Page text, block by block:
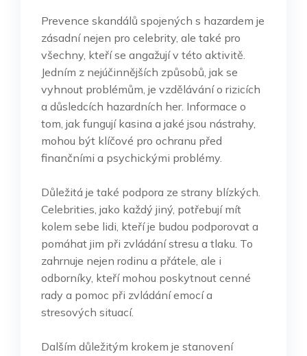
Prevence skandálů spojených s hazardem je
zásadní nejen pro celebrity, ale také pro
všechny, kteří se angažují v této aktivitě.
Jedním z nejúčinnějších způsobů, jak se
vyhnout problémům, je vzdělávání o rizicích
a důsledcích hazardních her. Informace o
tom, jak fungují kasina a jaké jsou nástrahy,
mohou být klíčové pro ochranu před
finančními a psychickými problémy.
Důležitá je také podpora ze strany blízkých.
Celebrities, jako každý jiný, potřebují mít
kolem sebe lidi, kteří je budou podporovat a
pomáhat jim při zvládání stresu a tlaku. To
zahrnuje nejen rodinu a přátele, ale i
odborníky, kteří mohou poskytnout cenné
rady a pomoc při zvládání emocí a
stresových situací.
Dalším důležitým krokem je stanovení